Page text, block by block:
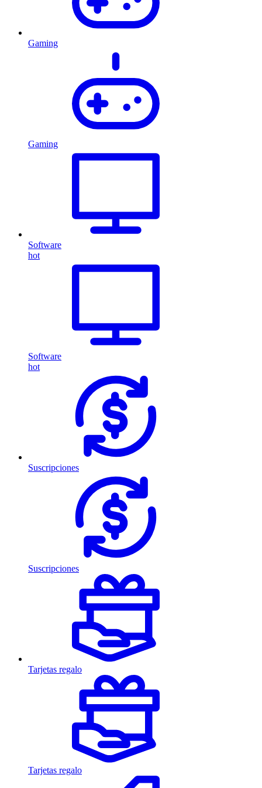
Gaming
Gaming
Software
hot
Software
hot
Suscripciones
Suscripciones
Tarjetas regalo
Tarjetas regalo